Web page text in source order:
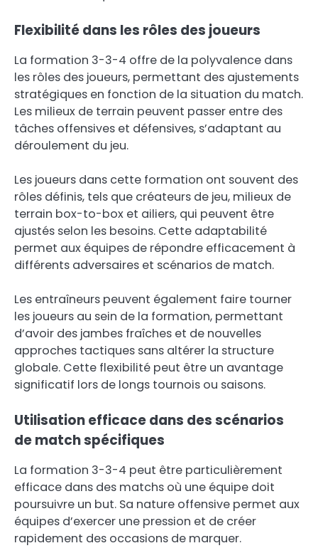
Flexibilité dans les rôles des joueurs
La formation 3-3-4 offre de la polyvalence dans
les rôles des joueurs, permettant des ajustements
stratégiques en fonction de la situation du match.
Les milieux de terrain peuvent passer entre des
tâches offensives et défensives, s’adaptant au
déroulement du jeu.
Les joueurs dans cette formation ont souvent des
rôles définis, tels que créateurs de jeu, milieux de
terrain box-to-box et ailiers, qui peuvent être
ajustés selon les besoins. Cette adaptabilité
permet aux équipes de répondre efficacement à
différents adversaires et scénarios de match.
Les entraîneurs peuvent également faire tourner
les joueurs au sein de la formation, permettant
d’avoir des jambes fraîches et de nouvelles
approches tactiques sans altérer la structure
globale. Cette flexibilité peut être un avantage
significatif lors de longs tournois ou saisons.
Utilisation efficace dans des scénarios
de match spécifiques
La formation 3-3-4 peut être particulièrement
efficace dans des matchs où une équipe doit
poursuivre un but. Sa nature offensive permet aux
équipes d’exercer une pression et de créer
rapidement des occasions de marquer.